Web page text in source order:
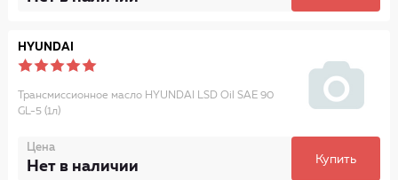
HYUNDAI
Трансмиссионное масло HYUNDAI LSD Oil SAE 90
GL-5 (1л)
Цена
Нет в наличии Купить